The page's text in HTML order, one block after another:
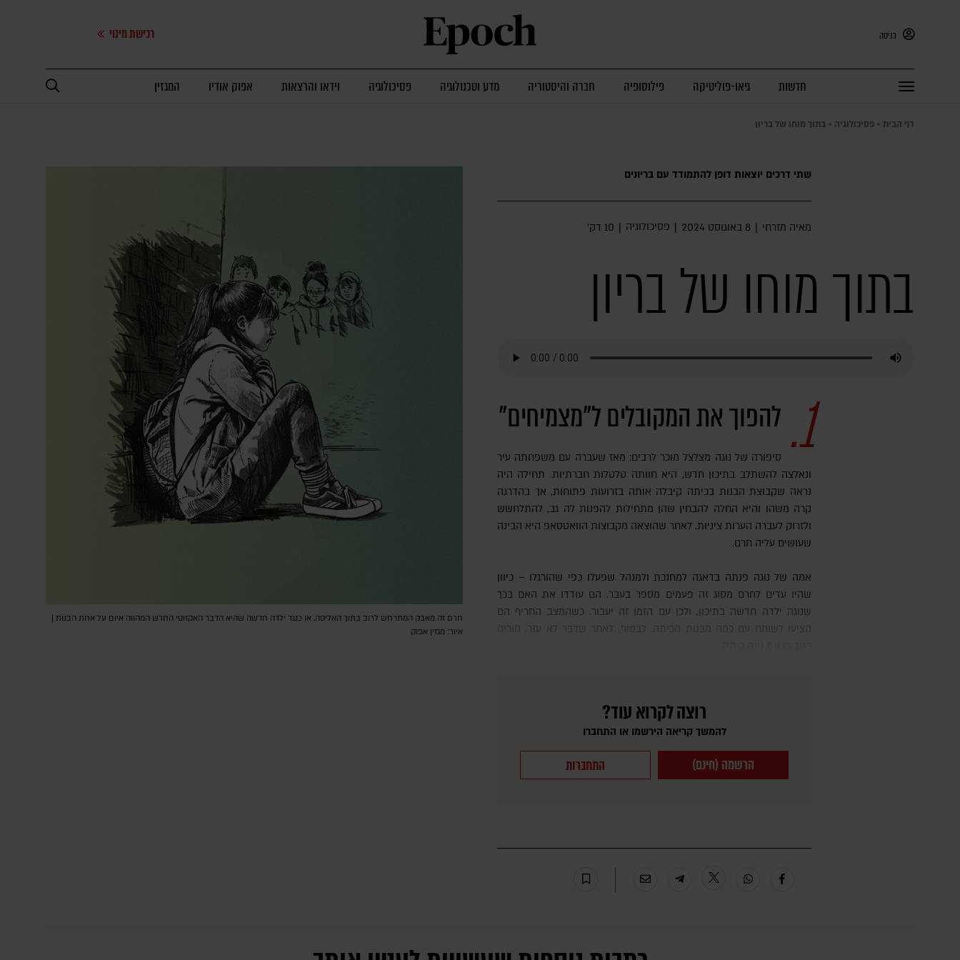
כניסה רכישת מינוי
חדשות גיאו-פוליטיקה פילוסופיה חברה והיסטוריה מדע וטכנולוגיה פסיכולוגיה וידאו והרצאות אפוק אודיו המגזין
דף הבית » פסיכולוגיה » בתוך מוחו של בריון
שתי דרכים יוצאות דופן להתמודד עם בריונים
מאיה מזרחי | 8 באוגוסט 2024 | פסיכולוגיה | 10 דק׳
בתוך מוחו של בריון
1. להפוך את המקובלים ל"מצמיחים"
סיפורה של נוגה מצלצל מוכר לרבים: מאז שעברה עם משפחתה עיר
ונאלצה להשתלב בתיכון חדש, היא חוותה טלטלות חברתיות. תחילה היה
נראה שקבוצת הבנות בכיתה קיבלה אותה בזרועות פתוחות, אך בהדרגה
קרה משהו והיא החלה להבחין שהן מתחילות להפנות לה גב, להתלחשש
ולזרוק לעברה הערות ציניות. לאחר שהוצאה מקבוצות הוואטסאפ היא הבינה
שעושים עליה חרם.
אמה של נוגה פנתה בדאגה למחנכת ולמנהל שפעלו כפי שהורגלו – כיוון
שהיו עדים לחרם מסוג זה פעמים מספר בעבר. הם עודדו את האם בכך
שנוגה ילדה חדשה בתיכון, ולכן עם הזמן זה יעבור. כשהמצב החריף הם
הציעו לשוחח עם כמה מבנות הכיתה. לבסוף, לאחר שדבר לא עזר, הוריה
רוצה לקרוא עוד?
להמשך קריאה הירשמו או התחברו
הרשמה (חינם) התחברות
חרם זה מאבק המתרחש לרוב בתוך האליטה, או כנגד ילדה חדשה שהיא הדבר האקזוטי החדש המהווה איום על אחת הבנות |
איור: מגזין אפוק